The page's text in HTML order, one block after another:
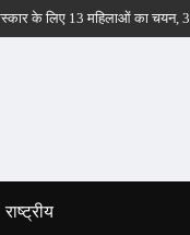
13 महिलाओं का चयन, 35 आंगनबाड़ी
राष्ट्रीय